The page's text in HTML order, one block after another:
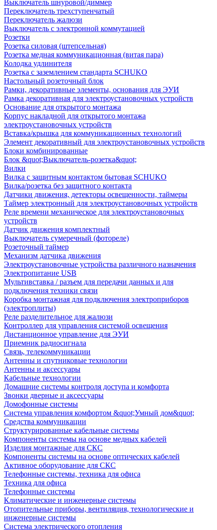
Выключатель шнуровой/диммер
Переключатель трехступенчатый
Переключатель жалюзи
Выключатель с электронной коммутацией
Розетки
Розетка силовая (штепсельная)
Розетка медная коммуникационная (витая пара)
Колодка удлинителя
Розетка с заземлением стандарта SCHUKO
Настольный розеточный блок
Рамки, декоративные элементы, основания для ЭУИ
Рамка декоративная для электроустановочных устройств
Основание для открытого монтажа
Корпус накладной для открытого монтажа
электроустановочных устройств
Вставка/крышка для коммуникационных технологий
Элемент декоративный для электроустановочных устройств
Блоки комбинированные
Блок &quot;Выключатель-розетка&quot;
Вилки
Вилка с защитным контактом бытовая SCHUKO
Вилка/розетка без защитного контакта
Датчики движения, детекторы освещенности, таймеры
Таймер электронный для электроустановочных устройств
Реле времени механическое для электроустановочных
устройств
Датчик движения комплектный
Выключатель сумеречный (фотореле)
Розеточный таймер
Механизм датчика движения
Электроустановочные устройства различного назначения
Электропитание USB
Мультивставка / разъем для передачи данных и для
подключения техники связи
Коробка монтажная для подключения электроприборов
(электроплиты)
Реле разделительное для жалюзи
Контроллер для управления системой освещения
Дистанционное управление для ЭУИ
Приемник радиосигнала
Связь, телекоммуникации
Антенны и спутниковые технологии
Антенны и аксессуары
Кабельные технологии
Домашние системы контроля доступа и комфорта
Звонки дверные и аксессуары
Домофонные системы
Система управления комфортом &quot;Умный дом&quot;
Средства коммуникации
Структурированные кабельные системы
Компоненты системы на основе медных кабелей
Изделия монтажные для СКС
Компоненты системы на основе оптических кабелей
Активное оборудование для СКС
Телефонные системы, техника для офиса
Техника для офиса
Телефонные системы
Климатические и инженерные системы
Отопительные приборы, вентиляция, технологические и
инженерные системы
Система электрического отопления